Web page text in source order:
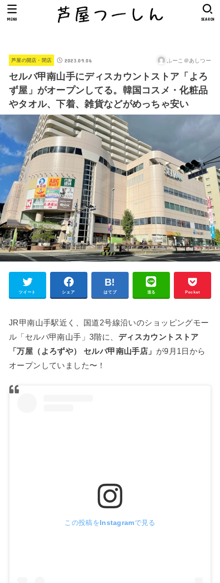
SEARCH
MENU
芦屋の開店・閉店 2023.09.06 ふーこ＠あしつー
セルバ甲南山手にディスカウントストア「よろ
ず屋」がオープンしてる。韓国コスメ・化粧品
やタオル、下着、雑貨などがめっちゃ安い
ツイート シェア はてブ 送る Pocket
JR甲南山手駅近く、国道2号線沿いのショッピングモー
ル「セルバ甲南山手」3階に、 ディスカウントストア
「万屋（よろずや） セルバ甲南山手店」 が9月1日から
オープンしていました〜！
この投稿をInstagramで見る